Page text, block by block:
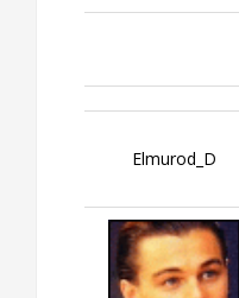
Elmurod_D